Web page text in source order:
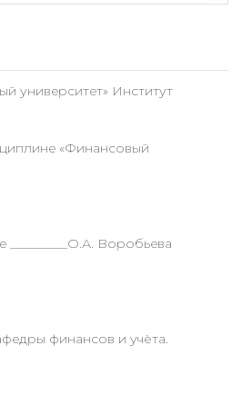
Институт
«Финансовый
Воробьева
финансов и учѐта.